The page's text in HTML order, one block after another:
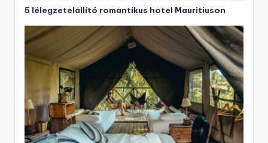
5 lélegzetelállító romantikus hotel Mauritiuson